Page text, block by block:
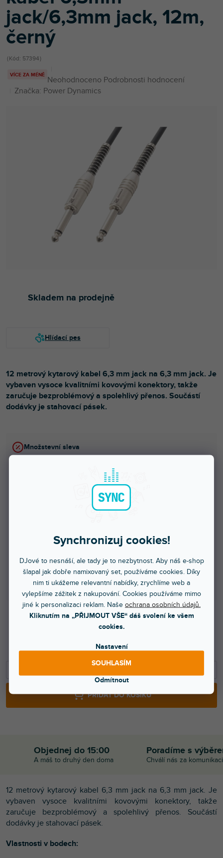
Synchronizuj cookies!
DJové to nesnáší, ale tady je to nezbytnost. Aby náš e-shop
šlapal jak dobře namixovaný set, používáme cookies. Díky
nim ti ukážeme relevantní nabídky, zrychlíme web a
vylepšíme zážitek z nakupování. Cookies používáme mimo
jiné k personalizaci reklam. Naše ochrana osobních údajů.
Kliknutím na „PŘIJMOUT VŠE“ dáš svolení ke všem
cookies.
Nastavení
Odmítnout
SOUHLASÍM
jack/6,3mm jack, 12m,
černý
Kód: 57394
VÍCE ZA MÉNĚ Průměrné
hodnocení
Neohodnoceno Podrobnosti hodnocení
Značka: Power Dynamics
Skladem na prodejně
Množstevní sleva
15 - 19 ks = sleva 15 %
20 a více ks = sleva 20 % 383 Kč/ ks
Ušetříte
PŘIDAT DO KOŠÍKU
12 metrový kytarový kabel 6,3 mm jack na 6,3 mm jack. Je
vybaven vysoce kvalitními kovovými konektory, takže
zaručuje bezproblémový a spolehlivý přenos. Součástí
dodávky je stahovací pásek.
Objednej do 15:00
A máš to druhý den doma
Poradíme s
Chválí nás za komunikaci
12 metrový kytarový kabel 6,3 mm jack na 6,3 mm jack. Je
vybaven vysoce kvalitními kovovými konektory, takže
zaručuje bezproblémový a spolehlivý přenos. Součástí
dodávky je stahovací pásek.
Vlastnosti v bodech: